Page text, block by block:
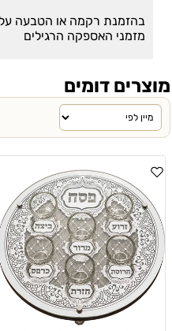
מזמני האספקה הרגילים
מוצרים דומים